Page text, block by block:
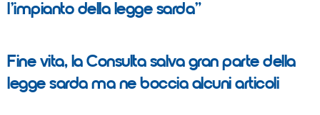
l’impianto della legge sarda”
Fine vita, la Consulta salva gran parte della
legge sarda ma ne boccia alcuni articoli